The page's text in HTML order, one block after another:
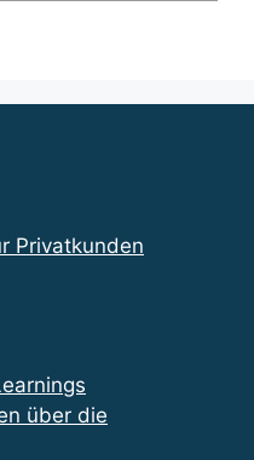
Privatkunden
über die